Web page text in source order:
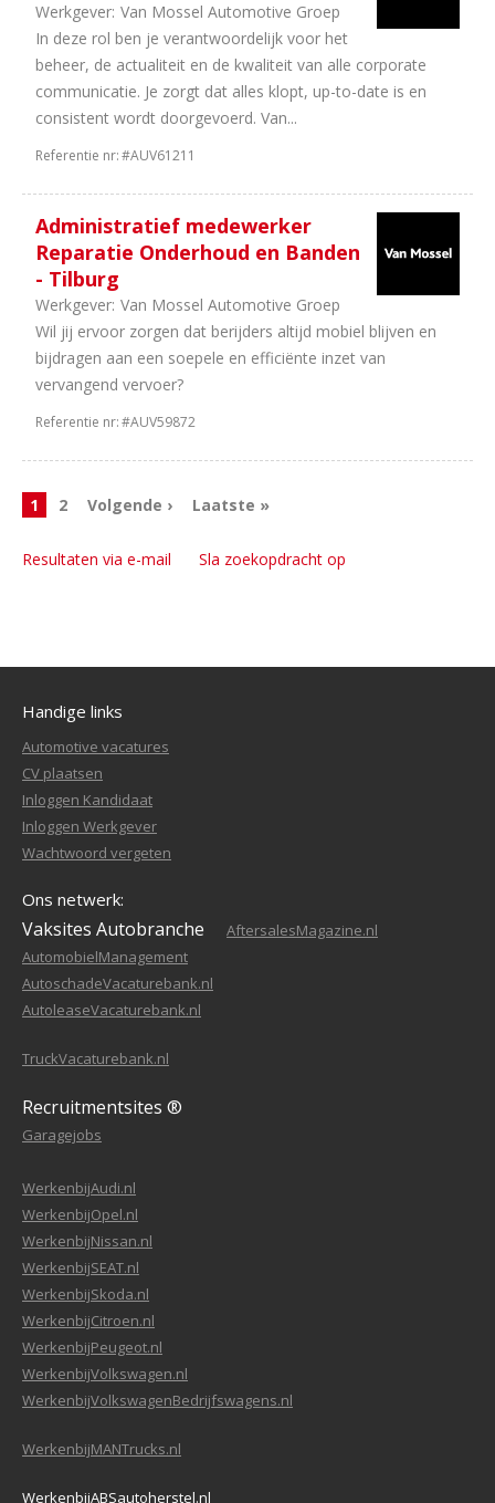
Werkgever: Van Mossel Automotive Groep
In deze rol ben je verantwoordelijk voor het
beheer, de actualiteit en de kwaliteit van alle corporate
communicatie. Je zorgt dat alles klopt, up-to-date is en
consistent wordt doorgevoerd. Van...
Referentie nr:#AUV61211
Administratief medewerker
Reparatie Onderhoud en Banden
- Tilburg
Werkgever: Van Mossel Automotive Groep
Wil jij ervoor zorgen dat berijders altijd mobiel blijven en
bijdragen aan een soepele en efficiënte inzet van
vervangend vervoer?
Referentie nr:#AUV59872
1 2 Volgende › Laatste »
Resultaten via e-mail Sla zoekopdracht op
Handige links
Automotive vacatures
CV plaatsen
Inloggen Kandidaat
Inloggen Werkgever
Wachtwoord vergeten
Ons netwerk:
Vaksites Autobranche
AftersalesMagazine.nl
AutomobielManagement
AutoschadeVacaturebank.nl
AutoleaseVacaturebank.nl
TruckVacaturebank.nl
Recruitmentsites ®
Garagejobs
WerkenbijAudi.nl
WerkenbijOpel.nl
WerkenbijNissan.nl
WerkenbijSEAT.nl
WerkenbijSkoda.nl
WerkenbijCitroen.nl
WerkenbijPeugeot.nl
WerkenbijVolkswagen.nl
WerkenbijVolkswagenBedrijfswagens.nl
WerkenbijMANTrucks.nl
WerkenbijABSautoherstel.nl